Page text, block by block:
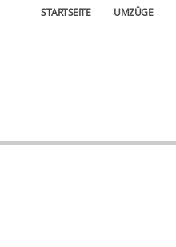
STARTSEITE UMZÜGE